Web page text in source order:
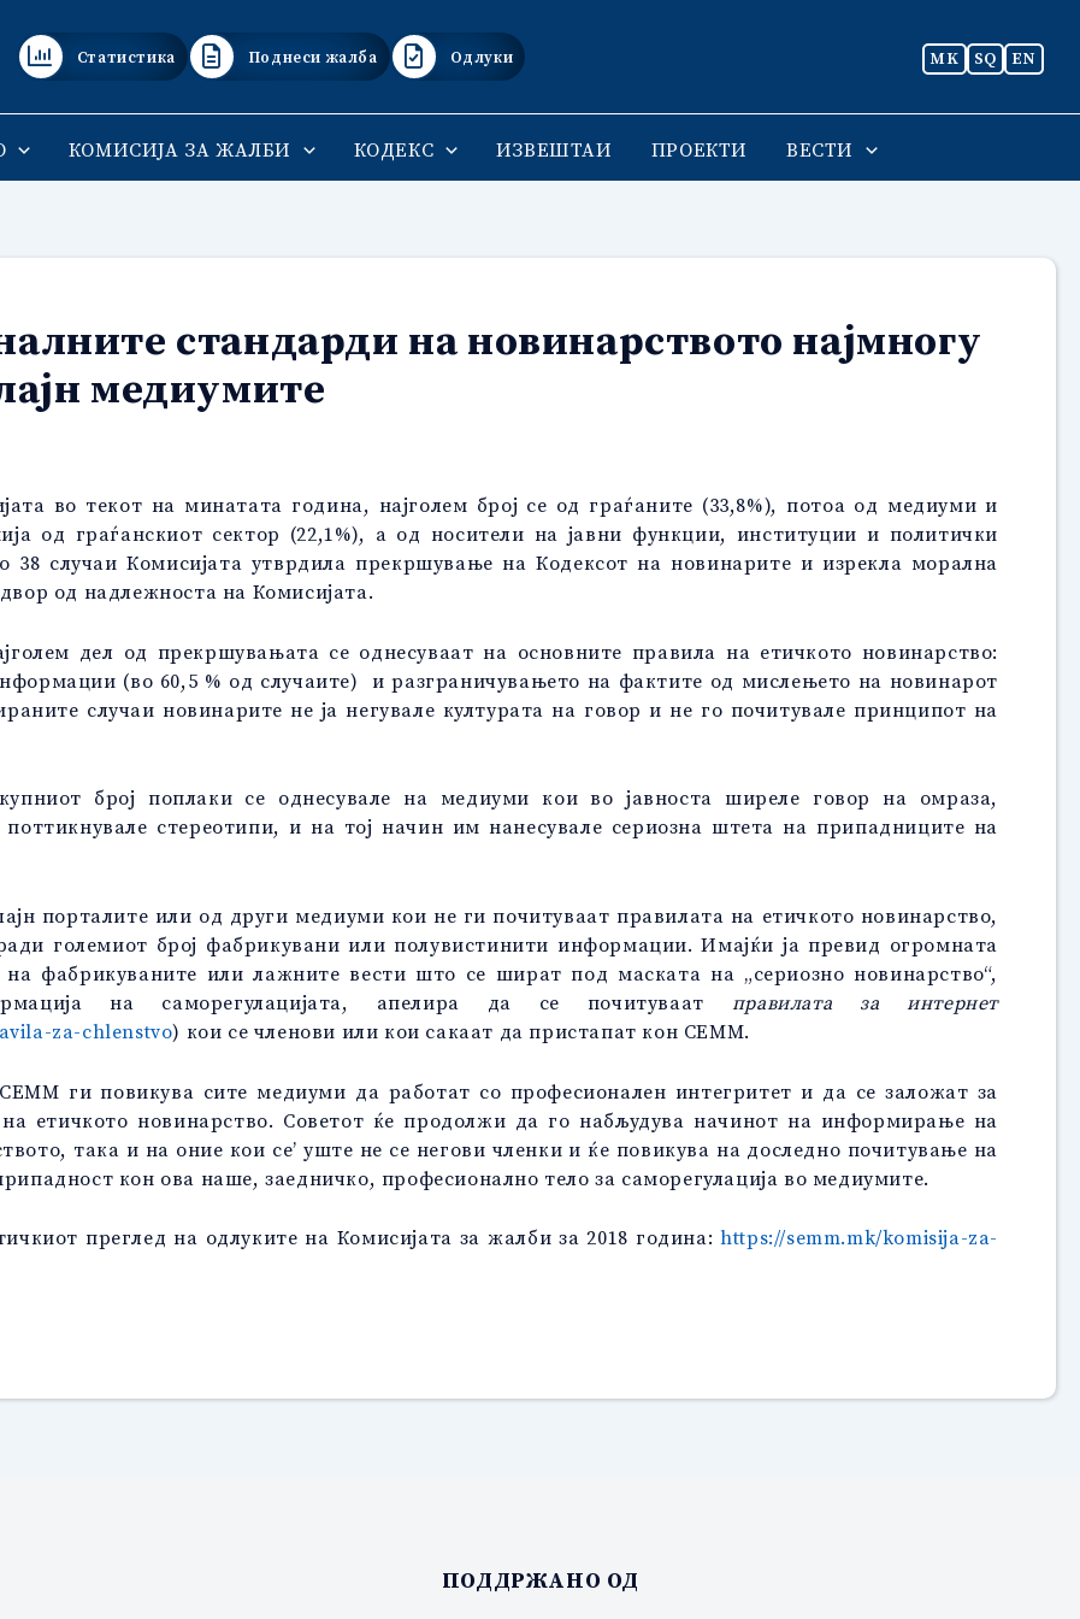
Статистика Поднеси жалба Одлуки MK SQ EN
КОМИСИЈА ЗА ЖАЛБИ КОДЕКС ИЗВЕШТАИ ПРОЕКТИ ВЕСТИ
стандарди на новинарството најмногу
медиумите
во текот на минатата година, најголем број се од граѓаните (33,8%), потоа од медиуми и
од граѓанскиот сектор (22,1%), а од носители на јавни функции, институции и политички
38 случаи Комисијата утврдила прекршување на Кодексот на новинарите и изрекла морална
од надлежноста на Комисијата.
дел од прекршувањата се однесуваат на основните правила на етичкото новинарство:
(во 60,5 % од случаите) и разграничувањето на фактите од мислењето на новинарот
случаи новинарите не ја негувале културата на говор и не го почитувале принципот на
број поплаки се однесувале на медиуми кои во јавноста ширеле говор на омраза,
стереотипи, и на тој начин им нанесувале сериозна штета на припадниците на
порталите или од други медиуми кои не ги почитуваат правилата на етичкото новинарство,
големиот број фабрикувани или полувистинити информации. Имајќи ја превид огромната
фабрикуваните или лажните вести што се шират под маската на „сериозно новинарство“,
на саморегулацијата, апелира да се почитуваат правилата за интернет
za-chlenstvo) кои се членови или кои сакаат да пристапат кон СЕММ.
ги повикува сите медиуми да работат со професионален интегритет и да се заложат за
етичкото новинарство. Советот ќе продолжи да го набљудува начинот на информирање на
така и на оние кои се’ уште не се негови членки и ќе повикува на доследно почитување на
кон ова наше, заедничко, професионално тело за саморегулација во медиумите.
преглед на одлуките на Комисијата за жалби за 2018 година:https://semm.mk/komisija-za-
ПОДДРЖАНО ОД